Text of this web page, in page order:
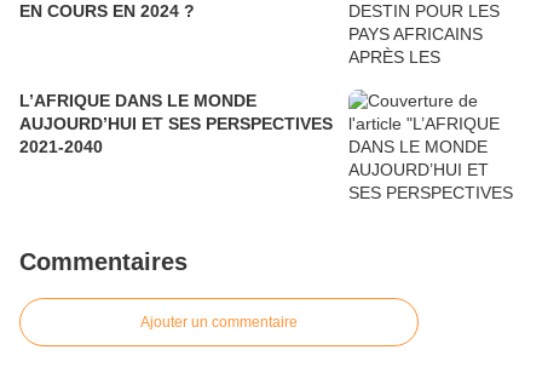
EN COURS EN 2024 ?
L’AFRIQUE DANS LE MONDE
AUJOURD’HUI ET SES PERSPECTIVES
2021-2040
Commentaires
Ajouter un commentaire